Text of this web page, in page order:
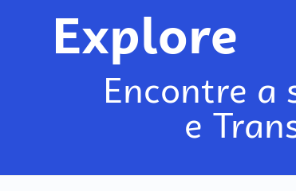
Explore
Encontre a
e